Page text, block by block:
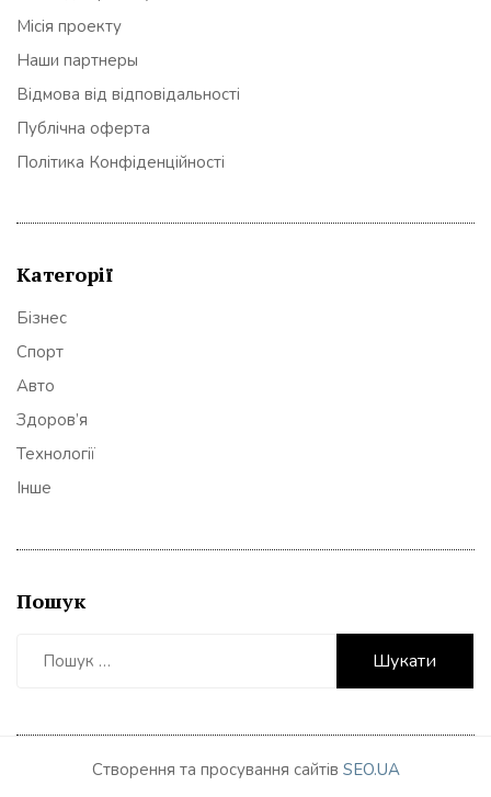
Місія проекту
Наши партнеры
Відмова від відповідальності
Публічна оферта
Політика Конфіденційності
Категорії
Бізнес
Спорт
Авто
Здоров’я
Технології
Інше
Пошук
Створення та просування сайтів SEO.UA